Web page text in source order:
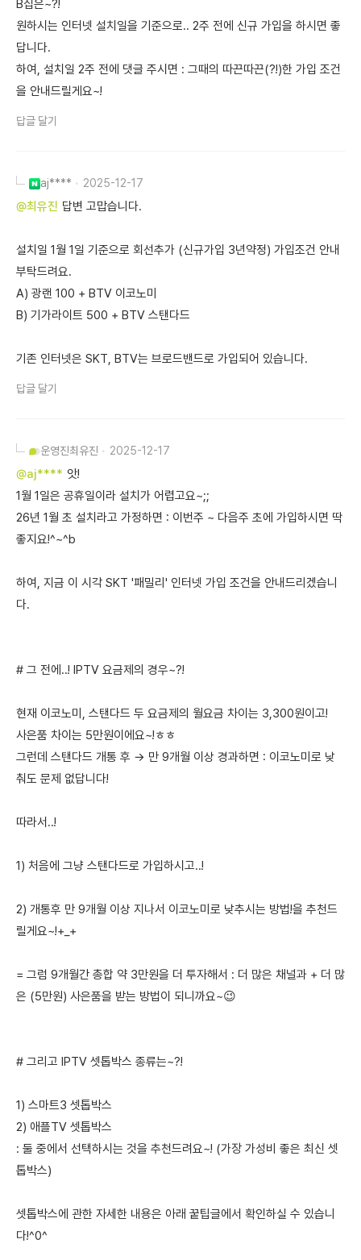
B집은~?!
원하시는 인터넷 설치일을 기준으로.. 2주 전에 신규 가입을 하시면 좋
답니다.
하여, 설치일 2주 전에 댓글 주시면 : 그때의 따끈따끈(?!)한 가입 조건
을 안내드릴게요~!
답글 달기
aj**** 2025-12-17
@최유진 답변 고맙습니다.
설치일 1월 1일 기준으로 회선추가 (신규가입 3년약정) 가입조건 안내
부탁드려요.
A) 광랜 100 + BTV 이코노미
B) 기가라이트 500 + BTV 스탠다드
기존 인터넷은 SKT, BTV는 브로드밴드로 가입되어 있습니다.
답글 달기
운영진최유진 2025-12-17
@aj**** 앗!
1월 1일은 공휴일이라 설치가 어렵고요~;;
26년 1월 초 설치라고 가정하면 : 이번주 ~ 다음주 초에 가입하시면 딱
좋지요!^~^b
하여, 지금 이 시각 SKT '패밀리' 인터넷 가입 조건을 안내드리겠습니
다.
# 그 전에..! IPTV 요금제의 경우~?!
현재 이코노미, 스탠다드 두 요금제의 월요금 차이는 3,300원이고!
사은품 차이는 5만원이에요~!ㅎㅎ
그런데 스탠다드 개통 후 → 만 9개월 이상 경과하면 : 이코노미로 낮
춰도 문제 없답니다!
따라서..!
1) 처음에 그냥 스탠다드로 가입하시고..!
2) 개통후 만 9개월 이상 지나서 이코노미로 낮추시는 방법!을 추천드
릴게요~!+_+
= 그럼 9개월간 총합 약 3만원을 더 투자해서 : 더 많은 채널과 + 더 많
은 (5만원) 사은품을 받는 방법이 되니까요~😉
# 그리고 IPTV 셋톱박스 종류는~?!
1) 스마트3 셋톱박스
2) 애플TV 셋톱박스
: 둘 중에서 선택하시는 것을 추천드려요~! (가장 가성비 좋은 최신 셋
톱박스)
셋톱박스에 관한 자세한 내용은 아래 꿑팁글에서 확인하실 수 있습니
다!^0^